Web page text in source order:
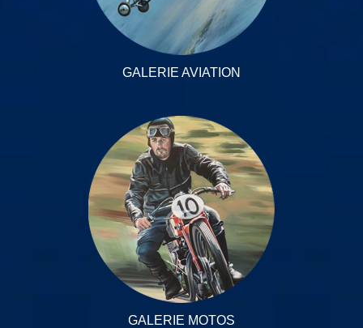
GALERIE AVIATION
GALERIE MOTOS